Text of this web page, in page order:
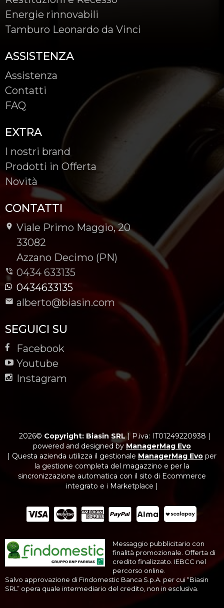
Energie rinnovabili
Tamburo Leonardo da Vinci
ASSISTENZA
Assistenza
Contatti
FAQ
EXTRA
I nostri brand
Prodotti in Offerta
Novità
CONTATTI
Viale Primo Maggio, 20
-
33082
-
Azzano Decimo (PN)
0434 633135
0434633135
alberto@biasin.com
SEGUICI SU
Facebook
Youtube
Instagram
2026© Copyright: Biasin SRL| P.iva: IT01249220938 |
powered and designed by ManagerMag Evo
| Questa azienda utilizza il gestionale ManagerMag Evo per
la gestione completa del magazzino e per la
sincronizzazione automatica con il sito di Ecommerce
integrato e i Marketplace |
Messaggio pubblicitario con
finalità promozionale. Offerta di
credito finalizzato. IEBCC nel
percorso online.
Salvo approvazione di Findomestic Banca S.p.A. per cui “Biasin
SRL” opera quale intermediario del credito, non in esclusiva.